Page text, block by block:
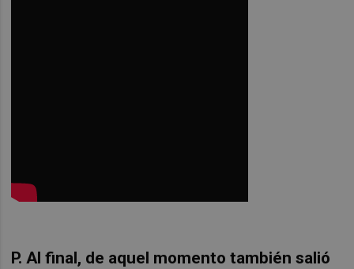
P. Al final, de aquel momento también salió